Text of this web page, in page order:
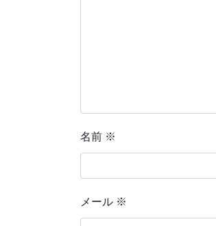
名前 ※
メール ※